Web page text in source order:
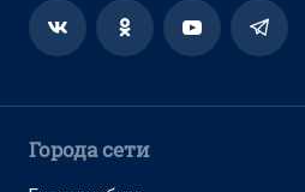
Города сети